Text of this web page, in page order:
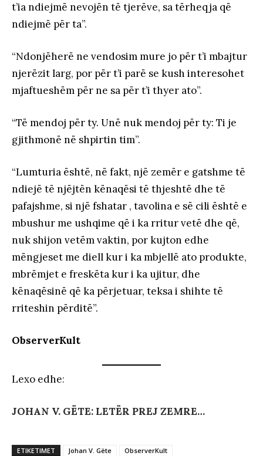
t’ia ndiejmë nevojën të tjerëve, sa tërheqja që
ndiejmë për ta”.
“Ndonjëherë ne vendosim mure jo për t’i mbajtur
njerëzit larg, por për t’i parë se kush interesohet
mjaftueshëm për ne sa për t’i thyer ato”.
“Të mendoj për ty. Unë nuk mendoj për ty: Ti je
gjithmonë në shpirtin tim”.
“Lumturia është, në fakt, një zemër e gatshme të
ndiejë të njëjtën kënaqësi të thjeshtë dhe të
pafajshme, si një fshatar , tavolina e së cili është e
mbushur me ushqime që i ka rritur vetë dhe që,
nuk shijon vetëm vaktin, por kujton edhe
mëngjeset me diell kur i ka mbjellë ato produkte,
mbrëmjet e freskëta kur i ka ujitur, dhe
kënaqësinë që ka përjetuar, teksa i shihte të
rriteshin përditë”.
ObserverKult
Lexo edhe:
JOHAN V. GËTE: LETËR PREJ ZEMRE…
ETIKETIMET Johan V. Gëte ObserverKult